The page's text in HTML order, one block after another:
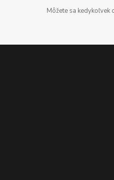
Môžete sa kedykoľvek